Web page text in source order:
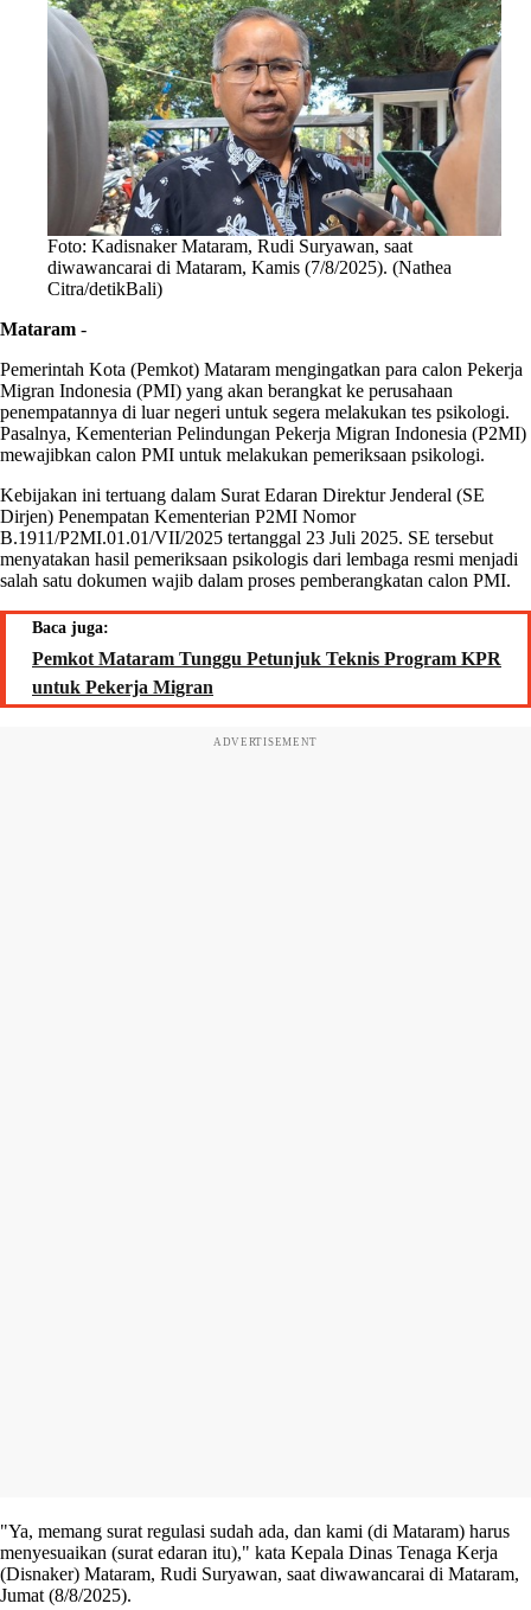
Foto: Kadisnaker Mataram, Rudi Suryawan, saat
diwawancarai di Mataram, Kamis (7/8/2025). (Nathea
Citra/detikBali)
Mataram -
Pemerintah Kota (Pemkot) Mataram mengingatkan para calon Pekerja
Migran Indonesia (PMI) yang akan berangkat ke perusahaan
penempatannya di luar negeri untuk segera melakukan tes psikologi.
Pasalnya, Kementerian Pelindungan Pekerja Migran Indonesia (P2MI)
mewajibkan calon PMI untuk melakukan pemeriksaan psikologi.
Kebijakan ini tertuang dalam Surat Edaran Direktur Jenderal (SE
Dirjen) Penempatan Kementerian P2MI Nomor
B.1911/P2MI.01.01/VII/2025 tertanggal 23 Juli 2025. SE tersebut
menyatakan hasil pemeriksaan psikologis dari lembaga resmi menjadi
salah satu dokumen wajib dalam proses pemberangkatan calon PMI.
Baca juga:
Pemkot Mataram Tunggu Petunjuk Teknis Program KPR
untuk Pekerja Migran
ADVERTISEMENT
"Ya, memang surat regulasi sudah ada, dan kami (di Mataram) harus
menyesuaikan (surat edaran itu)," kata Kepala Dinas Tenaga Kerja
(Disnaker) Mataram, Rudi Suryawan, saat diwawancarai di Mataram,
Jumat (8/8/2025).